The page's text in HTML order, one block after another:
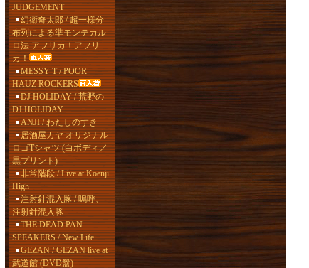
JUDGEMENT
幻衛奇太郎 / 超一様分
布列による準モンテカル
ロ法 アフリカ！アフリ
カ！
MESSY T / POOR
HAUZ ROCKERS
DJ HOLIDAY / 荒野の
DJ HOLIDAY
ANJI / わたしのすき
居酒屋カヤ オリジナル
ロゴTシャツ (白ボディ／
黒プリント)
非常階段 / Live at Koenji
High
注射針混入豚 / 嗚呼、
注射針混入豚
THE DEAD PAN
SPEAKERS / New Life
GEZAN / GEZAN live at
武道館 (DVD盤)